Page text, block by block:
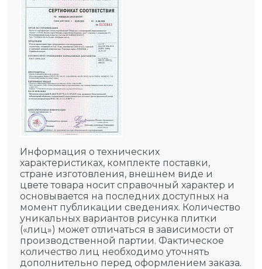
Информация о технических
характеристиках, комплекте поставки,
стране изготовления, внешнем виде и
цвете товара носит справочный характер и
основывается на последних доступных на
момент публикации сведениях. Количество
уникальных вариантов рисунка плитки
(«лиц») может отличаться в зависимости от
производственной партии. Фактическое
количество лиц необходимо уточнять
дополнительно перед оформлением заказа.